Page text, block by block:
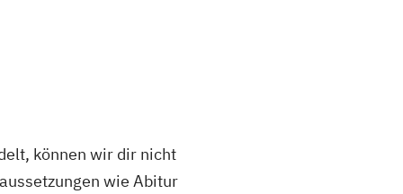
können wir dir nicht
wie Abitur